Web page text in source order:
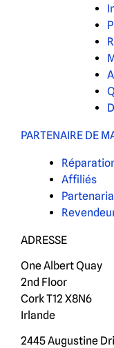
PARTENAIRE DE
Affiliés
ADRESSE
One Albert Quay
2nd Floor
Cork T12 X8N6
Irlande
2445 Augustine